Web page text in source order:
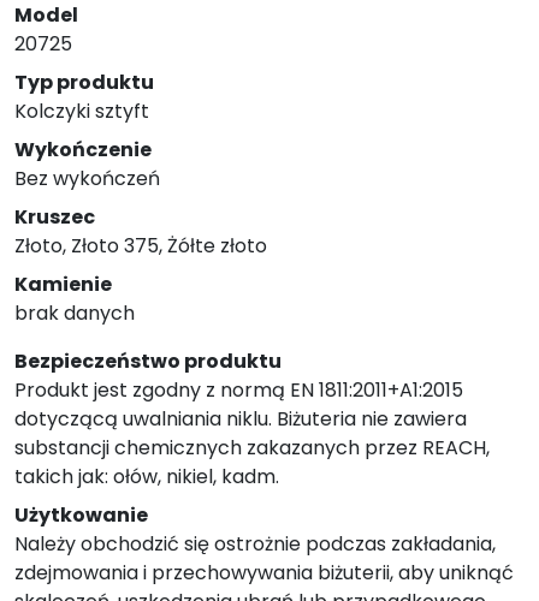
Model
20725
Typ produktu
Kolczyki sztyft
Wykończenie
Bez wykończeń
Kruszec
Złoto, Złoto 375, Żółte złoto
Kamienie
brak danych
Bezpieczeństwo produktu
Produkt jest zgodny z normą EN 1811:2011+A1:2015
dotyczącą uwalniania niklu. Biżuteria nie zawiera
substancji chemicznych zakazanych przez REACH,
takich jak: ołów, nikiel, kadm.
Użytkowanie
Należy obchodzić się ostrożnie podczas zakładania,
zdejmowania i przechowywania biżuterii, aby uniknąć